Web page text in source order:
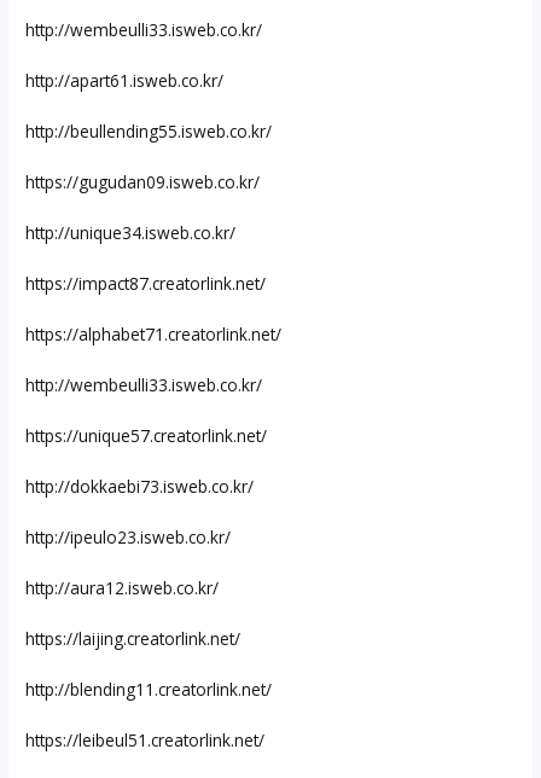
http://wembeulli33.isweb.co.kr/
http://apart61.isweb.co.kr/
http://beullending55.isweb.co.kr/
https://gugudan09.isweb.co.kr/
http://unique34.isweb.co.kr/
https://impact87.creatorlink.net/
https://alphabet71.creatorlink.net/
http://wembeulli33.isweb.co.kr/
https://unique57.creatorlink.net/
http://dokkaebi73.isweb.co.kr/
http://ipeulo23.isweb.co.kr/
http://aura12.isweb.co.kr/
https://laijing.creatorlink.net/
http://blending11.creatorlink.net/
https://leibeul51.creatorlink.net/